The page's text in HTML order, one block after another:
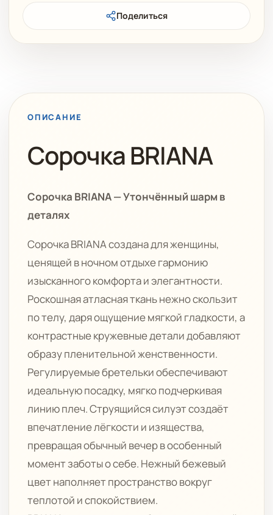
Поделиться
ОПИСАНИЕ
Сорочка BRIANA
Сорочка BRIANA — Утончённый шарм в
деталях
Сорочка BRIANA создана для женщины,
ценящей в ночном отдыхе гармонию
изысканного комфорта и элегантности.
Роскошная атласная ткань нежно скользит
по телу, даря ощущение мягкой гладкости, а
контрастные кружевные детали добавляют
образу пленительной женственности.
Регулируемые бретельки обеспечивают
идеальную посадку, мягко подчеркивая
линию плеч. Струящийся силуэт создаёт
впечатление лёгкости и изящества,
превращая обычный вечер в особенный
момент заботы о себе. Нежный бежевый
цвет наполняет пространство вокруг
теплотой и спокойствием.